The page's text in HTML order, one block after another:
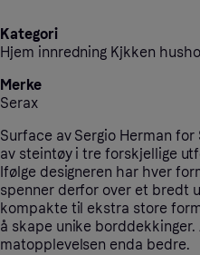
Kategori
Hjem innredning Kjkken
Merke
Serax
Surface av Sergio Herman
av steintøy i tre forskjellige
Ifølge designeren har hver
spenner derfor over et bredt
kompakte til ekstra store
å skape unike
matopplevelsen enda bedre.